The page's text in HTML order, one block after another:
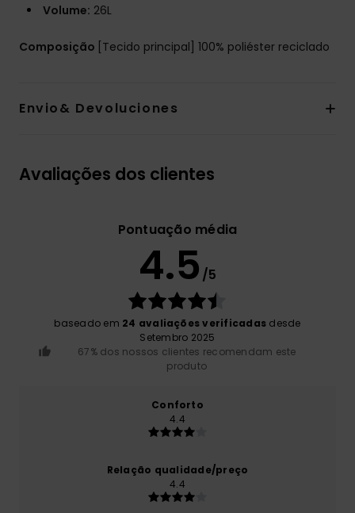
Volume: 26L
Composição [Tecido principal] 100% poliéster reciclado
Envio& Devoluciones
Avaliações dos clientes
Pontuação média
4.5 /5
baseado em 24 avaliações verificadas desde
Setembro 2025
67% dos nossos clientes recomendam este
produto
Conforto
4.4
Relação qualidade/preço
4.4